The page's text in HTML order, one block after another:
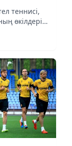
теннисі,
өкілдері